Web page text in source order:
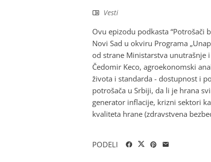
Vesti
Ovu epizodu podkasta “Potrošači
Novi Sad u okviru Programa
od strane Ministarstva unutrašnje
Čedomir Keco, agroekonomski
života i standarda - dostupnost i
potrošača u Srbiji, da li je hrana
generator inflacije, krizni sektori
kvaliteta hrane (zdravstvena
PODELI